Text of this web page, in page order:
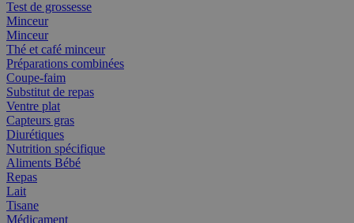
Test de grossesse
Minceur
Minceur
Thé et café minceur
Préparations combinées
Coupe-faim
Substitut de repas
Ventre plat
Capteurs gras
Diurétiques
Nutrition spécifique
Aliments Bébé
Repas
Lait
Tisane
Médicament